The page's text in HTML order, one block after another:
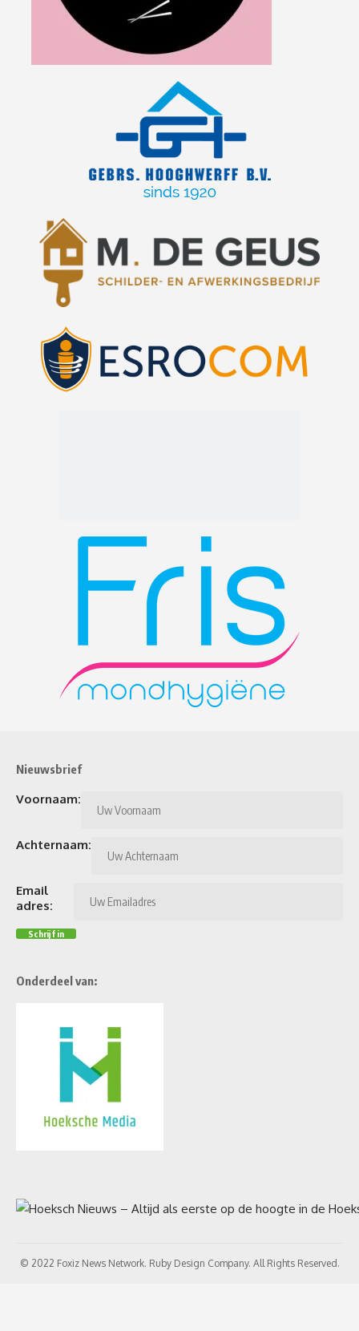
Nieuwsbrief
Voornaam:
Achternaam:
Email
adres:
Onderdeel van:
© 2022 Foxiz News Network. Ruby Design Company. All Rights Reserved.